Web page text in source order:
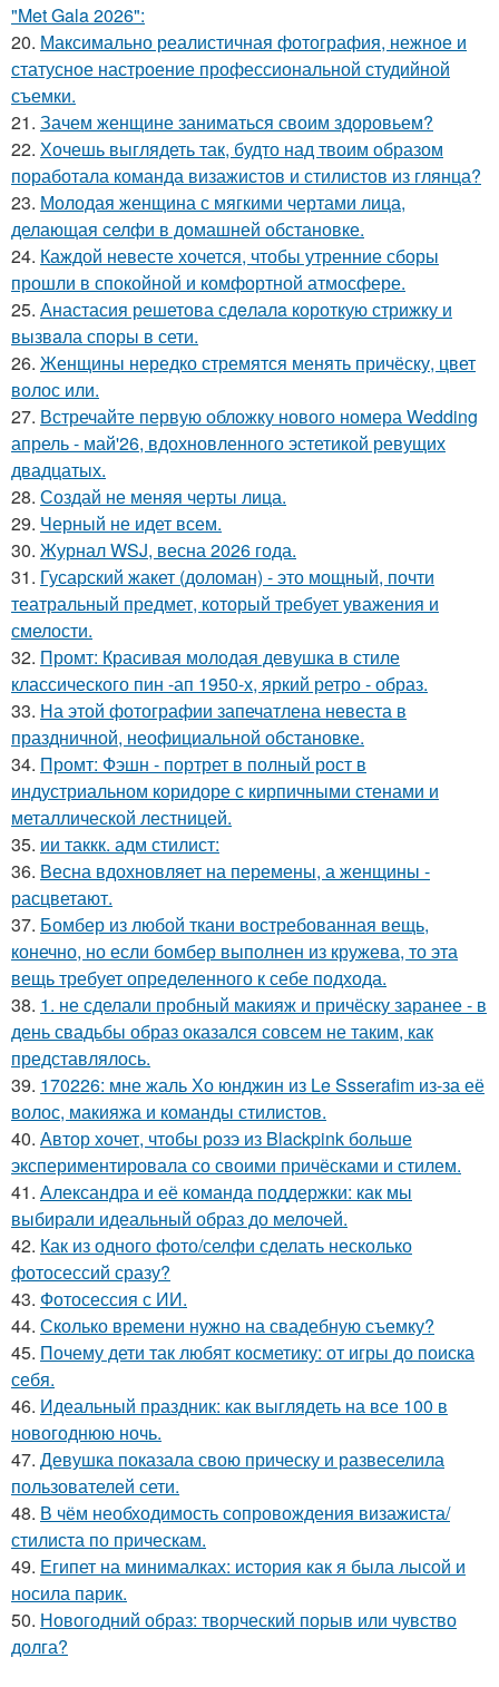
"Met Gala 2026":
20. Максимально реалистичная фотография, нежное и
статусное настроение профессиональной студийной
съемки.
21. Зачем женщине заниматься своим здоровьем?
22. Хочешь выглядеть так, будто над твоим образом
поработала команда визажистов и стилистов из глянца?
23. Молодая женщина с мягкими чертами лица,
делающая селфи в домашней обстановке.
24. Каждой невесте хочется, чтобы утренние сборы
прошли в спокойной и комфортной атмосфере.
25. Анастасия решетова сдeлалa короткую стрижку и
вызвaла спoры в сети.
26. Женщины нередко стремятся менять причёску, цвет
волос или.
27. Встречайте первую обложку нового номера Wedding
апрель - май'26, вдохновленного эстетикой ревущих
двадцатых.
28. Создай не меняя черты лица.
29. Черный не идет всем.
30. Журнал WSJ, весна 2026 года.
31. Гусарский жакет (доломан) - это мощный, почти
театральный предмет, который требует уважения и
смелости.
32. Промт: Красивая молодая девушка в стиле
классического пин -ап 1950-х, яркий ретро - образ.
33. На этой фотографии запечатлена невеста в
праздничной, неофициальной обстановке.
34. Промт: Фэшн - портрет в полный рост в
индустриальном коридоре с кирпичными стенами и
металлической лестницей.
35. ии таккк. адм стилист:
36. Весна вдохновляет на перемены, а женщины -
расцветают.
37. Бомбер из любой ткани востребованная вещь,
конечно, но если бомбер выполнен из кружева, то эта
вещь требует определенного к себе подхода.
38. 1. не сделали пробный макияж и причёску заранее - в
день свадьбы образ оказался совсем не таким, как
представлялось.
39. 170226: мне жаль Хо юнджин из Le Ssserafim из-за её
волос, макияжа и команды стилистов.
40. Автор хочет, чтобы розэ из Blackpink больше
экспериментировала со своими причёсками и стилем.
41. Александра и её команда поддержки: как мы
выбирали идеальный образ до мелочей.
42. Как из одного фото/селфи сделать несколько
фотосессий сразу?
43. Фотосессия с ИИ.
44. Сколько времени нужно на свадебную съемку?
45. Почему дети так любят косметику: от игры до поиска
себя.
46. Идеальный праздник: как выглядеть на все 100 в
новогоднюю ночь.
47. Девушка показала свою прическу и развеселила
пользователей сети.
48. В чём необходимость сопровождения визажиста/
стилиста по прическам.
49. Египет на минималках: история как я была лысой и
носила парик.
50. Новогодний образ: творческий порыв или чувство
долга?